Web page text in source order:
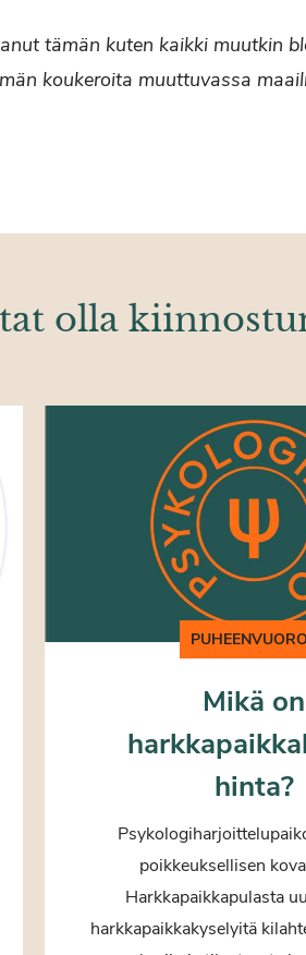
tämän kuten kaikki muutkin
koukeroita muuttuvassa
olla
Mikä on
hinta?
poikkeuksellisen
Harkkapaikkapulasta
harkkapaikkakyselyitä